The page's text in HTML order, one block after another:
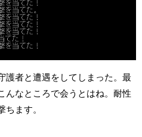
護者と遭遇をしてしまった。最
んなところで会うとはね。耐性
ちます。